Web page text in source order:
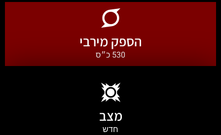
הספק מירבי
530 כ״ס
מצב
חדש